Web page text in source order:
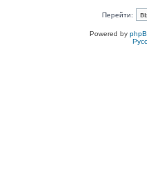
Перейти:
Powered by